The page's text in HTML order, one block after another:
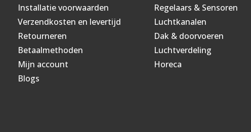
Installatie voorwaarden
Verzendkosten en levertijd
Retourneren
Betaalmethoden
Mijn account
Blogs
Regelaars & Sensoren
Luchtkanalen
Dak & doorvoeren
Luchtverdeling
Horeca